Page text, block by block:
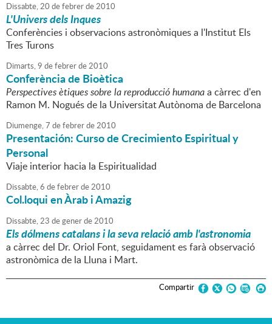
Dissabte,20 defebrerde2010
L'Univers dels Inques
Conferències i observacions astronòmiques a l'Institut Els
Tres Turons
Dimarts,9 defebrerde2010
Conferència de Bioètica
Perspectives ètiques sobre la reproducció humanaa càrrec d'en
Ramon M. Nogués de la Universitat Autònoma de Barcelona
Diumenge,7 defebrerde2010
Presentación: Curso de Crecimiento Espiritual y
Personal
Viaje interior hacia la Espiritualidad
Dissabte,6 defebrerde2010
Col.loqui en Àrab i Amazig
Dissabte,23 degenerde2010
Els dólmens catalans i la seva relació amb l'astronomia
a càrrec del Dr. Oriol Font, seguidament es farà observació
astronòmica de la Lluna i Mart.
Compartir